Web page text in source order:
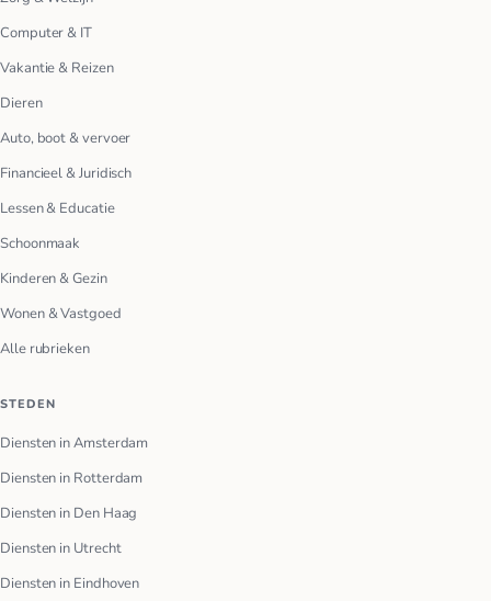
Computer & IT
Vakantie & Reizen
Dieren
Auto, boot & vervoer
Financieel & Juridisch
Lessen & Educatie
Schoonmaak
Kinderen & Gezin
Wonen & Vastgoed
Alle rubrieken
STEDEN
Diensten in Amsterdam
Diensten in Rotterdam
Diensten in Den Haag
Diensten in Utrecht
Diensten in Eindhoven